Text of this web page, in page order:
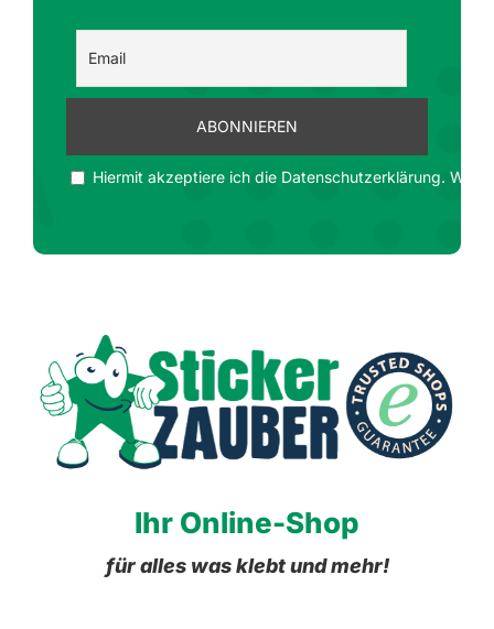
Hiermit akzeptiere ich die Datenschutzerklärung. Wir
Ihr Online-Shop
für alles was klebt und mehr!